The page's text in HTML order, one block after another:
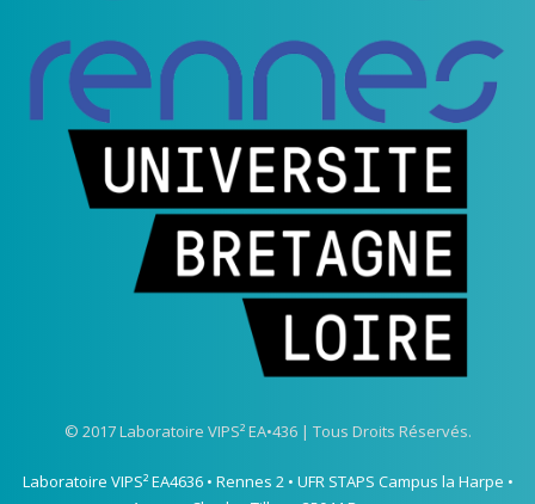
© 2017 Laboratoire VIPS² EA•436 | Tous Droits Réservés.
Laboratoire VIPS² EA4636 • Rennes 2 • UFR STAPS Campus la Harpe •